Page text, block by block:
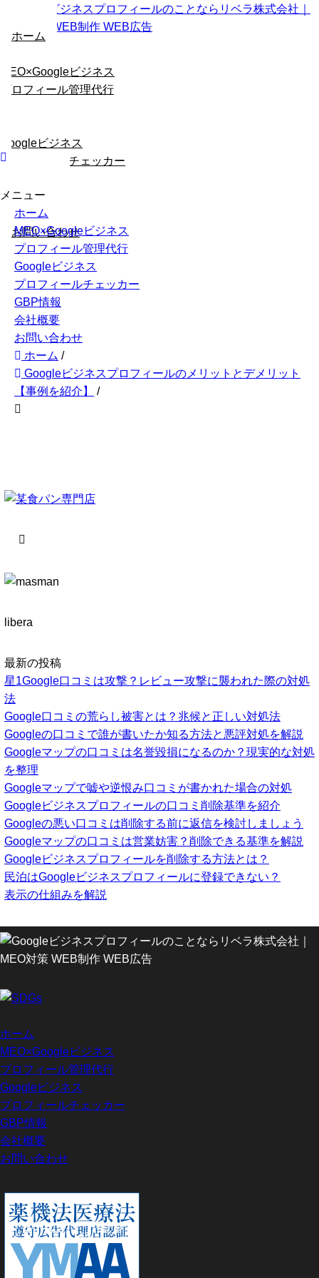
ホーム
MEO×Googleビジネス
プロフィール管理代行
Googleビジネス
プロフィールチェッカー
GBP情報
会社概要
お問い合わせ
メニュー
ホーム
MEO×Googleビジネス
プロフィール管理代行
Googleビジネス
プロフィールチェッカー
GBP情報
会社概要
お問い合わせ
ホーム /
Googleビジネスプロフィールのメリットとデメリット
【事例を紹介】
/
libera
最新の投稿
星1Google口コミは攻撃？レビュー攻撃に襲われた際の対処
法
Google口コミの荒らし被害とは？兆候と正しい対処法
Googleの口コミで誰が書いたか知る方法と悪評対処を解説
Googleマップの口コミは名誉毀損になるのか？現実的な対処
を整理
Googleマップで嘘や逆恨み口コミが書かれた場合の対処
Googleビジネスプロフィールの口コミ削除基準を紹介
Googleの悪い口コミは削除する前に返信を検討しましょう
Googleマップの口コミは営業妨害？削除できる基準を解説
Googleビジネスプロフィールを削除する方法とは？
民泊はGoogleビジネスプロフィールに登録できない？
表示の仕組みを解説
ホーム
MEO×Googleビジネス
プロフィール管理代行
Googleビジネス
プロフィールチェッカー
GBP情報
会社概要
お問い合わせ